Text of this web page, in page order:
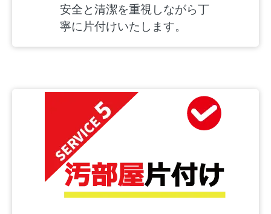
安全と清潔を重視しながら丁
寧に片付けいたします。